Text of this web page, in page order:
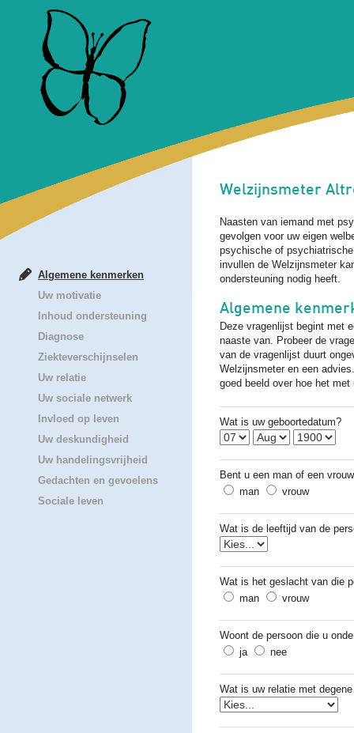
Welzijnsmeter
Naasten van iemand met
gevolgen voor uw eigen
psychische of
invullen de Welzijnsmeter
ondersteuning nodig heeft.
Algemene
Deze vragenlijst begint met
naaste van. Probeer de
van de vragenlijst duurt
Welzijnsmeter en een
goed beeld over hoe het met
Wat is uw geboortedatum?
Bent u een man of een
man
vrouw
Wat is de leeftijd van de
Wat is het geslacht van die
man
vrouw
Woont de persoon die u
ja
nee
Wat is uw relatie met
Algemene kenmerken
Uw motivatie
Inhoud ondersteuning
Diagnose
Ziekteverschijnselen
Uw relatie
Uw sociale netwerk
Invloed op leven
Uw deskundigheid
Uw handelingsvrijheid
Gedachten en gevoelens
Sociale leven